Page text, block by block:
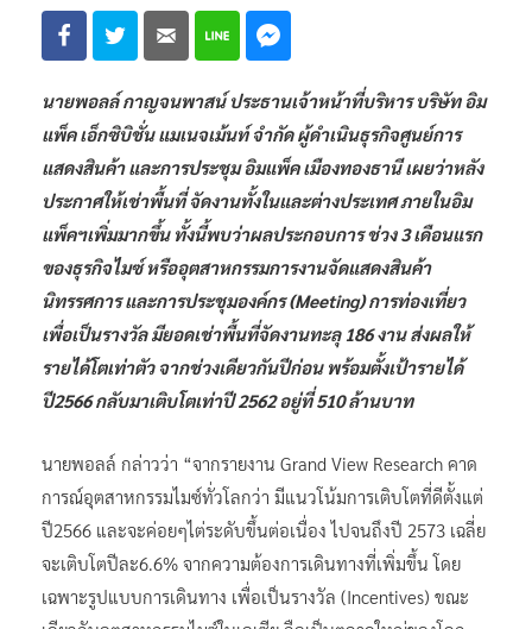
นายพอลล์ กาญจนพาสน์ ประธานเจ้าหน้าที่บริหาร บริษัท อิม
แพ็ค เอ็กซิบิชั่น แมเนจเม้นท์ จำกัด ผู้ดำเนินธุรกิจศูนย์การ
แสดงสินค้า และการประชุม อิมแพ็ค เมืองทองธานี เผยว่าหลัง
ประกาศให้เช่าพื้นที่ จัดงานทั้งในและต่างประเทศ ภายในอิม
แพ็คฯเพิ่มมากขึ้น ทั้งนี้พบว่าผลประกอบการ ช่วง 3 เดือนแรก
ของธุรกิจไมซ์ หรืออุตสาหกรรมการงานจัดแสดงสินค้า
นิทรรศการ และการประชุมองค์กร (Meeting) การท่องเที่ยว
เพื่อเป็นรางวัล มียอดเช่าพื้นที่จัดงานทะลุ 186 งาน ส่งผลให้
รายได้โตเท่าตัว จากช่วงเดียวกันปีก่อน พร้อมตั้งเป้ารายได้
ปี2566 กลับมาเติบโตเท่าปี 2562 อยู่ที่ 510 ล้านบาท
นายพอลล์ กล่าวว่า “จากรายงาน Grand View Research คาด
การณ์อุตสาหกรรมไมซ์ทั่วโลกว่า มีแนวโน้มการเติบโตที่ดีตั้งแต่
ปี2566 และจะค่อยๆไต่ระดับขึ้นต่อเนื่อง ไปจนถึงปี 2573 เฉลี่ย
จะเติบโตปีละ6.6% จากความต้องการเดินทางที่เพิ่มขึ้น โดย
เฉพาะรูปแบบการเดินทาง เพื่อเป็นรางวัล (Incentives) ขณะ